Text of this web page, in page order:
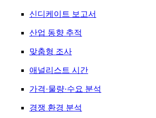
신디케이트 보고서
산업 동향 추적
맞춤형 조사
애널리스트 시간
가격·물량·수요 분석
경쟁 환경 분석